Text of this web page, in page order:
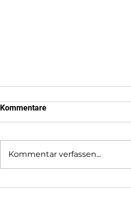
Kommentare
Kommentar verfassen...